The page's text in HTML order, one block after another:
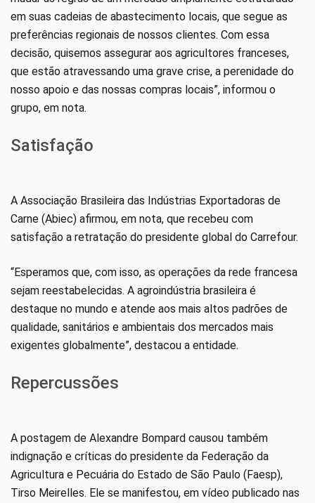
em suas cadeias de abastecimento locais, que segue as
preferências regionais de nossos clientes. Com essa
decisão, quisemos assegurar aos agricultores franceses,
que estão atravessando uma grave crise, a perenidade do
nosso apoio e das nossas compras locais”, informou o
grupo, em nota.
Satisfação
A Associação Brasileira das Indústrias Exportadoras de
Carne (Abiec) afirmou, em nota, que recebeu com
satisfação a retratação do presidente global do Carrefour.
“Esperamos que, com isso, as operações da rede francesa
sejam reestabelecidas. A agroindústria brasileira é
destaque no mundo e atende aos mais altos padrões de
qualidade, sanitários e ambientais dos mercados mais
exigentes globalmente”, destacou a entidade.
Repercussões
A postagem de Alexandre Bompard causou também
indignação e críticas do presidente da Federação da
Agricultura e Pecuária do Estado de São Paulo (Faesp),
Tirso Meirelles. Ele se manifestou, em vídeo publicado nas